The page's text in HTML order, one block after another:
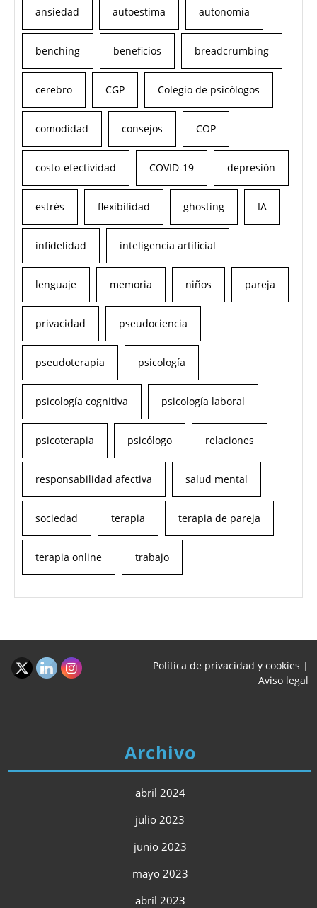
ansiedad autoestima autonomía
benching beneficios breadcrumbing
cerebro CGP Colegio de psicólogos
comodidad consejos COP
costo-efectividad COVID-19 depresión
estrés flexibilidad ghosting IA
infidelidad inteligencia artificial
lenguaje memoria niños pareja
privacidad pseudociencia
pseudoterapia psicología
psicología cognitiva psicología laboral
psicoterapia psicólogo relaciones
responsabilidad afectiva salud mental
sociedad terapia terapia de pareja
terapia online trabajo
Política de privacidad y cookies |
Aviso legal
Archivo
abril 2024
julio 2023
junio 2023
mayo 2023
abril 2023